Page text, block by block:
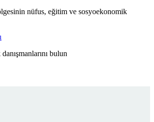
nüfus, eğitim ve sosyoekonomik
bulun